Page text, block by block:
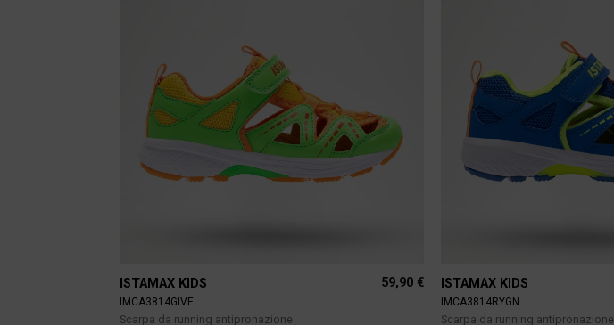
ISTAMAX KIDS 59,90 €
IMCA3814GIVE
Scarpa da running antipronazione
ISTAMAX KIDS
IMCA3814RYGN
Scarpa da running antipronazione